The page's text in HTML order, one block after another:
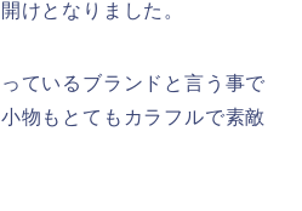
けとなりました。
ているブランドと言う事で
物もとてもカラフルで素敵